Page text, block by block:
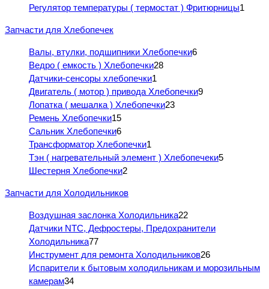
Регулятор температуры ( термостат ) Фритюрницы1
Запчасти для Хлебопечек
Валы, втулки, подшипники Хлебопечки6
Ведро ( емкость ) Хлебопечки28
Датчики-сенсоры хлебопечки1
Двигатель ( мотор ) привода Хлебопечки9
Лопатка ( мешалка ) Хлебопечки23
Ремень Хлебопечки15
Сальник Хлебопечки6
Трансформатор Хлебопечки1
Тэн ( нагревательный элемент ) Хлебопечеки5
Шестерня Хлебопечки2
Запчасти для Холодильников
Воздушная заслонка Холодильника22
Датчики NTC, Дефростеры, Предохранители
Холодильника77
Инструмент для ремонта Холодильников26
Испарители к бытовым холодильникам и морозильным
камерам34